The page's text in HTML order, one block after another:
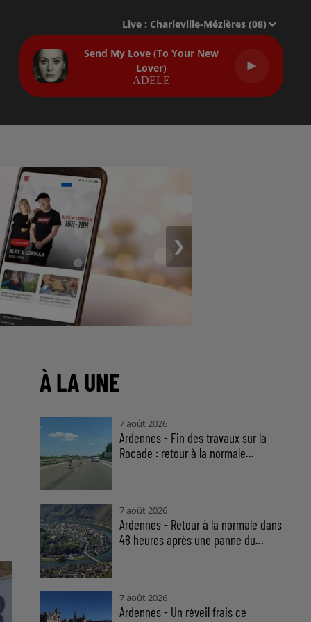
Live : Charleville-Mézières (08)
Send My Love (to Your New
Lover)
ADELE
❯
À LA UNE
7 août 2026
Ardennes - Fin des travaux sur la
Rocade : retour à la normale...
7 août 2026
Ardennes - Retour à la normale dans
48 heures après une panne du...
7 août 2026
Ardennes - Un réveil frais ce